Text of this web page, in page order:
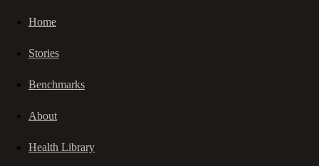
Home
Stories
Benchmarks
About
Health Library